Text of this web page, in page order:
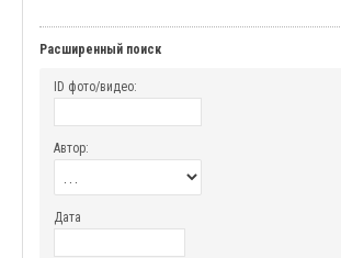
Расширенный поиск
ID фото/видео:
Автор:
Дата